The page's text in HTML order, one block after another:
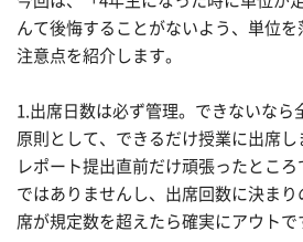
んて後悔することがないよう、単位
注意点を紹介します。
1.出席日数は必ず管理。できないなら
原則として、できるだけ授業に出席
レポート提出直前だけ頑張ったとこ
ではありませんし、出席回数に決ま
席が規定数を超えたら確実にアウトで